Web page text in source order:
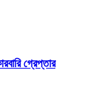
গ্রেপ্তার